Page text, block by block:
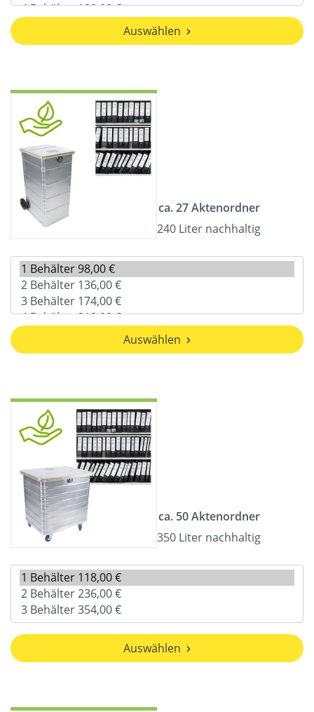
Auswählen
ca. 27 Aktenordner
240 Liter nachhaltig
Auswählen
ca. 50 Aktenordner
350 Liter nachhaltig
Auswählen